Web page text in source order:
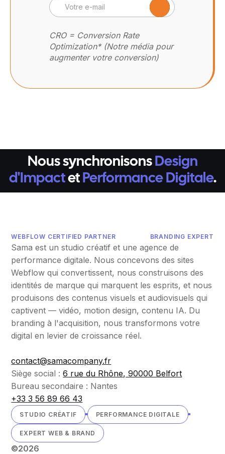
CRO = Conversion Rate
Optimization* (Notre média pour
augmenter votre conversion)
Nous synchronisons Design
d'Impactet Performance Digitale.
WEBFLOW CERTIFIED PARTNER BRANDING EXPERT
Sama est un studio créatif et une agence de
performance digitale. Nous concevons des sites
Webflow qui convertissent, nous construisons des
identités de marque qui marquent les esprits, et nous
produisons des contenus visuels et audiovisuels qui
captivent — vidéo, motion design, contenu IA. Du
branding à l'acquisition, nous transformons votre
digital en levier de croissance réel.
contact@samacompany.fr
Siège social :6 rue du Rhône, 90000 Belfort
Bureau secondaire : Nantes
+33 3 56 89 66 43
STUDIO CRÉATIF PERFORMANCE DIGITALE
EXPERT WEB & BRAND
©2026